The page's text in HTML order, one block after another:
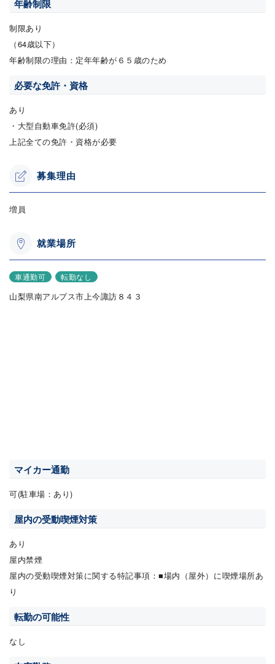
年齢制限
制限あり
（64歳以下）
年齢制限の理由：定年年齢が６５歳のため
必要な免許・資格
あり
・大型自動車免許(必須)
上記全ての免許・資格が必要
募集理由
増員
就業場所
車通勤可 転勤なし
山梨県南アルプス市上今諏訪８４３
マイカー通勤
可(駐車場：あり)
屋内の受動喫煙対策
あり
屋内禁煙
屋内の受動喫煙対策に関する特記事項：■場内（屋外）に喫煙場所あ
り
転勤の可能性
なし